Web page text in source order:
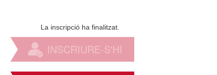
La inscripció ha finalitzat.
INSCRIURE-S'HI